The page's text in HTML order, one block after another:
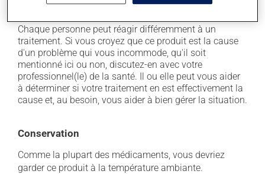
il peut provoquer des troubles de la vision.
Chaque personne peut réagir différemment à un
traitement. Si vous croyez que ce produit est la cause
d'un problème qui vous incommode, qu'il soit
mentionné ici ou non, discutez-en avec votre
professionnel(le) de la santé. Il ou elle peut vous aider
à déterminer si votre traitement en est effectivement la
cause et, au besoin, vous aider à bien gérer la situation.
Conservation
Comme la plupart des médicaments, vous devriez
garder ce produit à la température ambiante.